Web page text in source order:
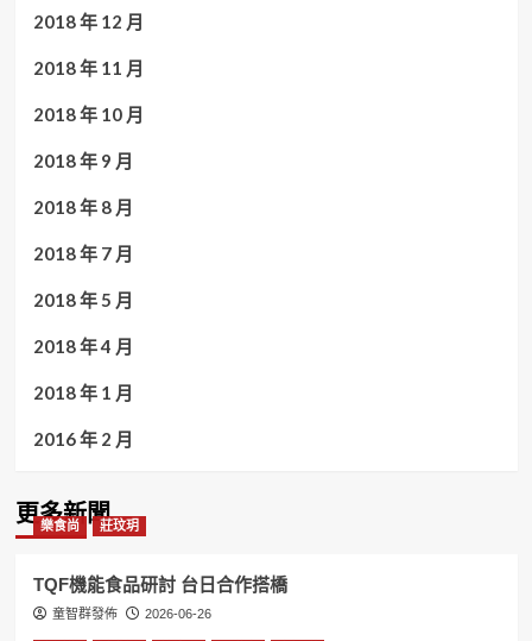
2018 年 12 月
2018 年 11 月
2018 年 10 月
2018 年 9 月
2018 年 8 月
2018 年 7 月
2018 年 5 月
2018 年 4 月
2018 年 1 月
2016 年 2 月
更多新聞
樂食尚 莊玟玥
TQF機能食品研討 台日合作搭橋
童智群發佈 2026-06-26